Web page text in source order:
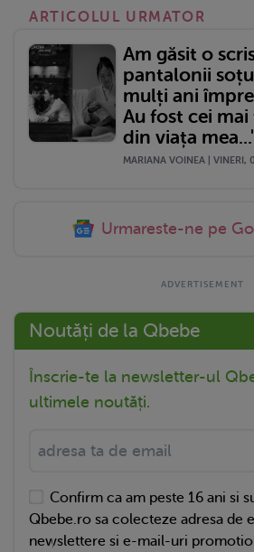
ARTICOLUL URMATOR
Am găsit o
pantalonii
mulți ani
Au fost cei
din viața
MARIANA VOINEA | VINERI,
Urmareste-ne pe
Noutăți de la Qbebe
Înscrie-te la newsletter-ul
ultimele noutăți.
Confirm ca am peste 16 ani si
Qbebe.ro sa colecteze adresa de
newslettere si e-mail-uri